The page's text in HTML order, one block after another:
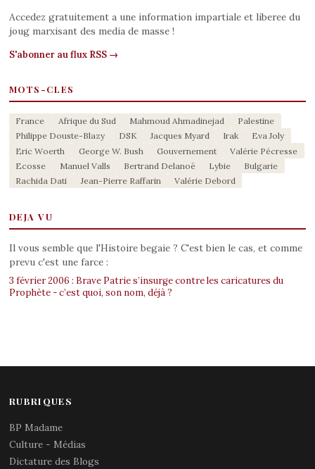
Accedez gratuitement a une information impartiale et liberee du
joug marxisant des media de masse !
S'abonner au flux RSS →
MOTS-CLES
France Afrique du Sud Mahmoud Ahmadinejad
Palestine
Philippe Douste-Blazy
DSK Jacques Myard Irak
Eva Joly
Eric Woerth
George W. Bush Gouvernement
Valérie Pécresse
Ecosse
Manuel Valls Bertrand Delanoë Lybie
Bulgarie
Rachida Dati
Jean-Pierre Raffarin Valérie Debord
DEJA VU
Il vous semble que l'Histoire begaie ? C'est bien le cas, et comme
prevu c'est une farce :
3 février 2006 : Brave Patrie s’insurge contre les caricatures du
Prophète - c’est quoi, son nom, déjà ?
RUBRIQUES
BP Madame
Culture - Médias
Dictature des Blogs